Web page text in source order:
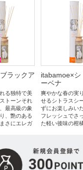
ラックア
る独特で美
トーンそれ
最高級の象
、艶のある
さにエレガ
itabamoe×シ
ーベナ
爽やかな春の実
せるシトラスシ
ずにお楽しみい
フレッシュでさ
た軽い後味の柑